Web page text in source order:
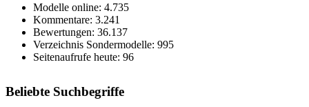
Modelle online: 4.735
Kommentare: 3.241
Bewertungen: 36.137
Verzeichnis Sondermodelle: 995
Seitenaufrufe heute: 96
Beliebte Suchbegriffe